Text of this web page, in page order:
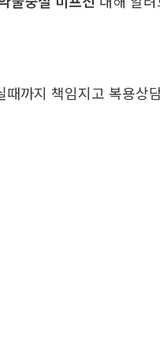
까지 책임지고 복용상